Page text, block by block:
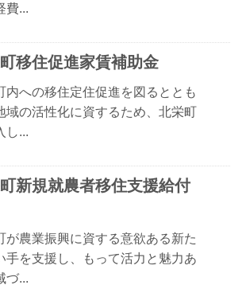
費...
移住促進家賃補助金
内への移住定住促進を図るととも
域の活性化に資するため、北栄町
し...
新規就農者移住支援給付
が農業振興に資する意欲ある新た
手を支援し、もって活力と魅力あ
づ...